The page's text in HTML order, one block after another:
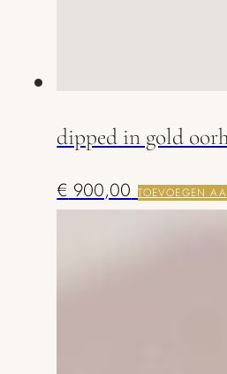
dipped in gold
€ 900,00 TOEVOEGEN